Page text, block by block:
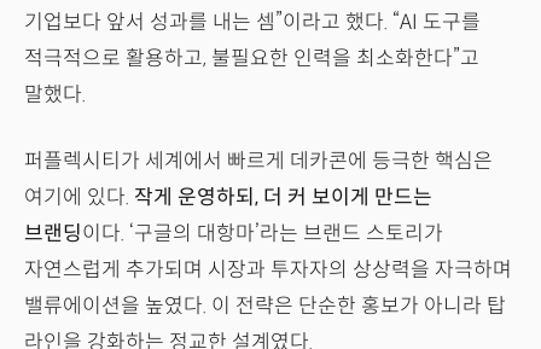
기업보다 앞서 성과를 내는 셈”이라고 했다. “AI 도구를
적극적으로 활용하고, 불필요한 인력을 최소화한다”고
말했다.
퍼플렉시티가 세계에서 빠르게 데카콘에 등극한 핵심은
여기에 있다. 작게 운영하되, 더 커 보이게 만드는
브랜딩이다. ‘구글의 대항마’라는 브랜드 스토리가
자연스럽게 추가되며 시장과 투자자의 상상력을 자극하며
밸류에이션을 높였다. 이 전략은 단순한 홍보가 아니라 탑
라인을 강화하는 정교한 설계였다.